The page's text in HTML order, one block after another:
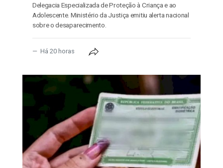
Delegacia Especializada de Proteção à Criança e ao
Adolescente. Ministério da Justiça emitiu alerta nacional
sobre o desaparecimento.
Há 20 horas